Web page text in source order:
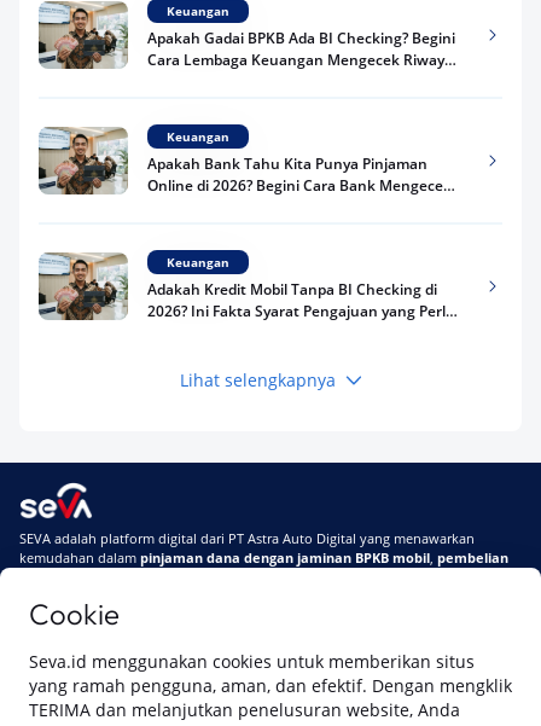
Cookie
Seva.id menggunakan cookies untuk memberikan situs
yang ramah pengguna, aman, dan efektif. Dengan mengklik
TERIMA dan melanjutkan penelusuran website, Anda
Keuangan
Apakah Gadai BPKB Ada BI Checking? Begini
Cara Lembaga Keuangan Mengecek Riwayat
Keuangan
Apakah Bank Tahu Kita Punya Pinjaman
Online di 2026? Begini Cara Bank Mengecek
Keuangan
Adakah Kredit Mobil Tanpa BI Checking di
2026? Ini Fakta Syarat Pengajuan yang Perlu
Keuangan
Terpercaya
Telat Bayar Pinjol 2 Hari, Apakah Langsung
Masuk BI Checking? Simak Peraturan
Lihat selengkapnya
SEVA adalah platform digital dari PT Astra Auto Digital yang menawarkan
kemudahan dalam pinjaman dana dengan jaminan BPKB mobil, pembelian
Di SEVA, BPKB mobilmu #BisaJadiDuit
Tentang SEVASyarat & Ketentuan
Pemberitahuan Privasi